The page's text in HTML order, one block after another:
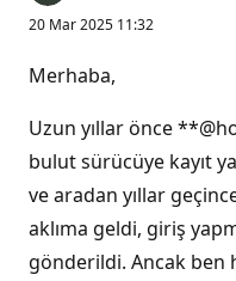
20 Mar 2025 11:32
Merhaba,
Uzun yıllar önce
bulut sürücüye kayıt
ve aradan yıllar
aklıma geldi, giriş
gönderildi. Ancak ben